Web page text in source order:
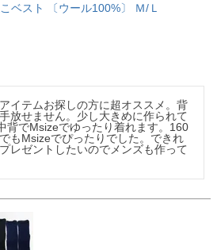
ベスト 〔ウール100%〕 Ｍ/Ｌ
イテムお探しの方に超オススメ。背
放せません。少し大きめに作られて
背でMsizeでゆったり着れます。160
もMsizeでぴったりでした。できれ
レゼントしたいのでメンズも作って